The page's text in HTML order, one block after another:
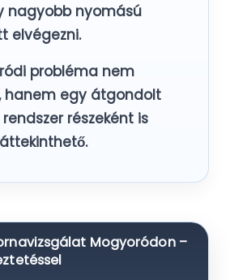
nagyobb nyomású
elvégezni.
probléma nem
hanem egy átgondolt
részeként is
Mogyoródon –